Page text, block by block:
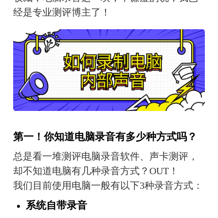
经是专业测评博主了！
第一！你知道电脑录音有多少种方式吗？
总是看一堆测评电脑录音软件、声卡测评，
却不知道电脑有几种录音方式？OUT！
我们目前使用电脑一般有以下3种录音方式：
系统自带录音